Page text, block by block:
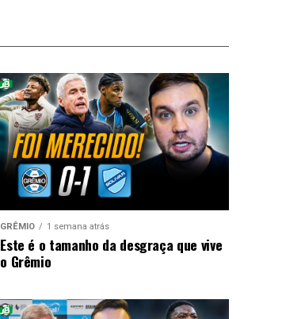
GRÊMIO 1 semana atrás
Este é o tamanho da desgraça que vive
o Grêmio